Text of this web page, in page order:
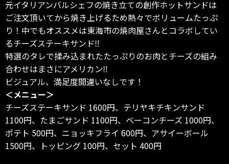
元イタリアンバルシェフの焼き立ての創作ホットサンドは
ご注文頂いてから焼き上げるため熱々でボリュームたっぷ
り！中でもオススメは東海市の焼肉屋さんとコラボしてい
るチーズステーキサンド‼︎
特選のタレで揉み込まれたたっぷりのお肉とチーズの組み
合わせはまさにアメリカン‼︎
ビジュアル、満足度間違いなしです！
＜メニュー＞
チーズステーキサンド 1600円、テリヤキチキンサンド
1100円、たまごサンド 1100円、ベーコンチーズ 1000円、
ポテト 500円、ニョッキフライ 600円、アサイーボール
1500円、トッピング 100円、セット 400円